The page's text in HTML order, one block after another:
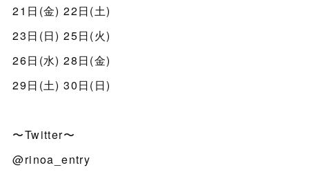
21日(金) 22日(土)
23日(日) 25日(火)
26日(水) 28日(金)
29日(土) 30日(日)
〜Twitter〜
@rinoa_entry